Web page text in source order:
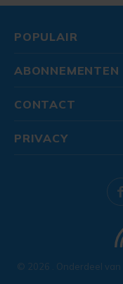
POPULAIR
ABONNEMENTEN
CONTACT
© 2026 . Onderdeel van
PRIVACY